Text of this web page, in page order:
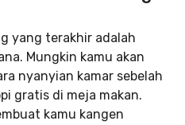
yang terakhir adalah
Mungkin kamu akan
nyanyian kamar sebelah
gratis di meja makan.
kamu kangen